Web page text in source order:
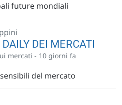
future mondiali
DEI MERCATI
mercati - 10 giorni fa
del mercato